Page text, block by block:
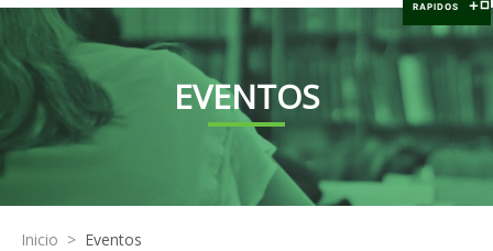
EVENTOS
Inicio > Eventos
RAPIDOS